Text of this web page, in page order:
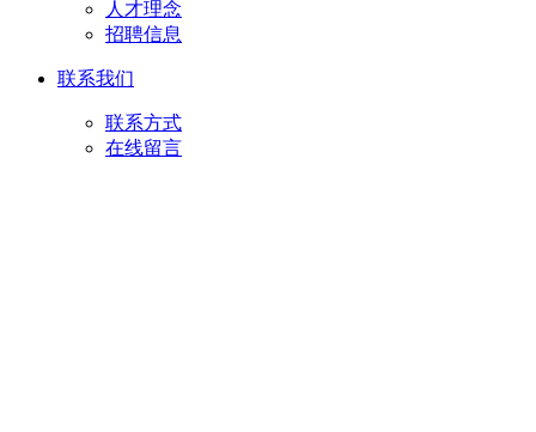
人才理念
招聘信息
联系我们
联系方式
在线留言